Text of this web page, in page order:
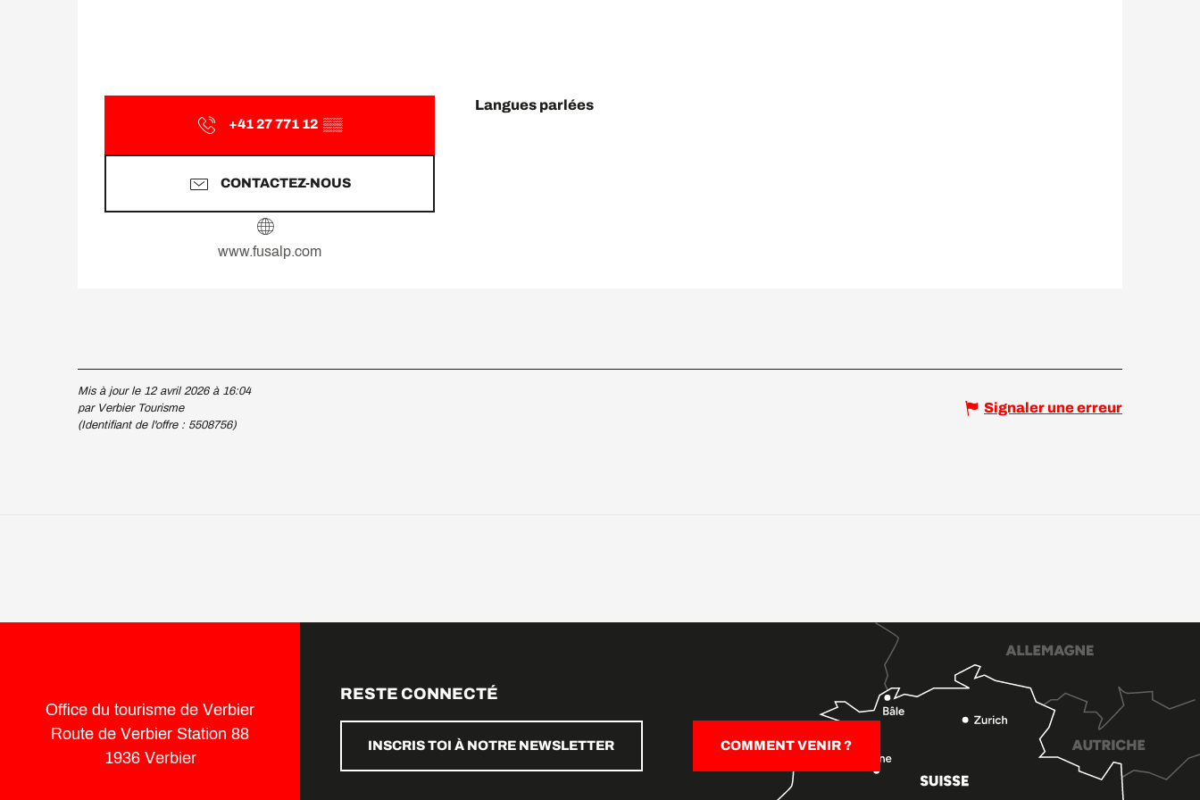
+41 27 771 12 ▒▒
CONTACTEZ-NOUS
www.fusalp.com
Langues parlées
Langues parlées
Mis à jour le 12 avril 2026 à 16:04
par Verbier Tourisme
(Identifiant de l'offre : 5508756)
Signaler une erreur
Office du tourisme de Verbier
Route de Verbier Station 88
1936 Verbier
RESTE CONNECTÉ
INSCRIS TOI À NOTRE NEWSLETTER COMMENT VENIR ?